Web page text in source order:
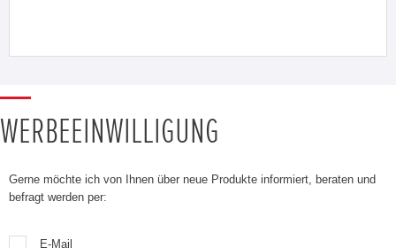
WERBEEINWILLIGUNG
Gerne möchte ich von Ihnen über neue Produkte informiert, beraten und
befragt werden per:
E-Mail